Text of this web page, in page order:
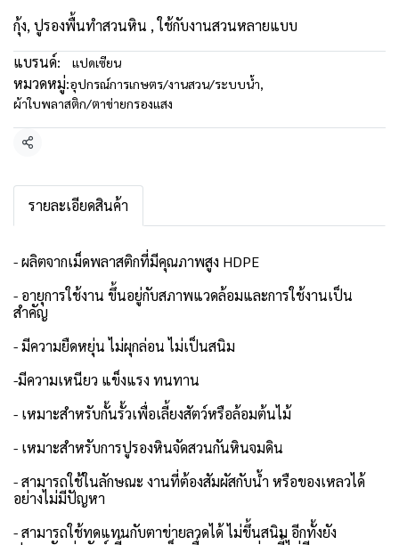
กุ้ง, ปูรองพื้นทำสวนหิน , ใช้กับงานสวนหลายแบบ
แบรนด์:
แปดเซียน
หมวดหมู่:อุปกรณ์การเกษตร/งานสวน/ระบบน้ำ,
ผ้าใบพลาสติก/ตาข่ายกรองแสง
แชร์
รายละเอียดสินค้า
- ผลิตจากเม็ดพลาสติกที่มีคุณภาพสูง HDPE
- อายุการใช้งาน ขึ้นอยู่กับสภาพแวดล้อมและการใช้งานเป็น
สำคัญ
- มีความยืดหยุ่น ไม่ผุกล่อน ไม่เป็นสนิม
-มีความเหนียว แข็งแรง ทนทาน
- เหมาะสำหรับกั้นรั้วเพื่อเลี้ยงสัตว์หรือล้อมต้นไม้
- เหมาะสำหรับการปูรองหินจัดสวนกันหินจมดิน
- สามารถใช้ในลักษณะ งานที่ต้องสัมผัสกับน้ำ หรือของเหลวได้
อย่างไม่มีปัญหา
- สามารถใช้ทดแทนกับตาข่ายลวดได้ ไม่ขึ้นสนิม อีกทั้งยัง